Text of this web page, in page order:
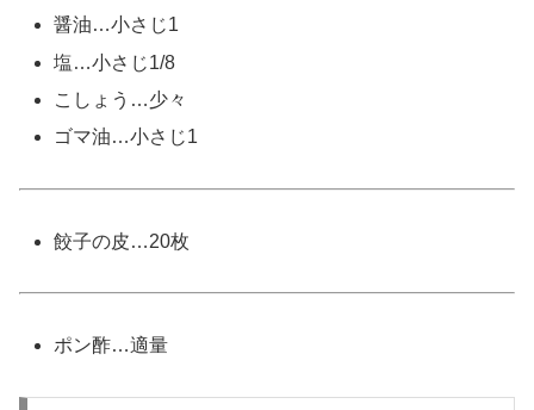
醤油…小さじ1
塩…小さじ1/8
こしょう…少々
ゴマ油…小さじ1
餃子の皮…20枚
ポン酢…適量